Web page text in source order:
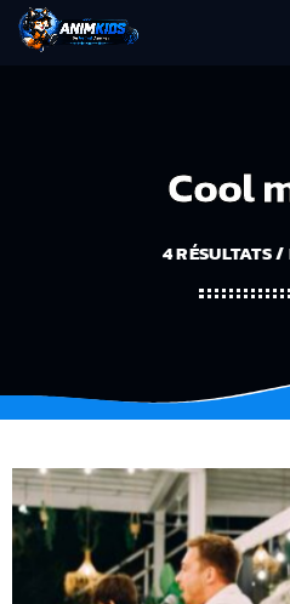
Cool
4 RÉSULTATS /